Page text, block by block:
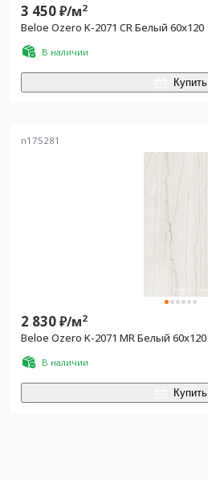
3 450₽/м2
Beloe Ozero K-2071 CR Белый 60х120
В наличии
Купить
n175281
2 830₽/м2
Beloe Ozero K-2071 MR Белый 60х120
В наличии
Купить